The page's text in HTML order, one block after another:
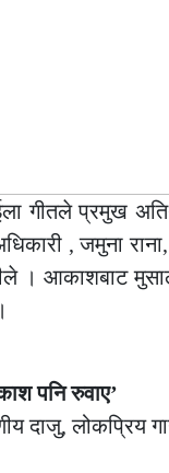
गीतले प्रमुख
, जमुना
। आकाशबाट
पनि रुवाए’
दाजु,